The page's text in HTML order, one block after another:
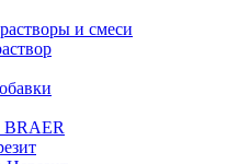
и смеси
BRAER